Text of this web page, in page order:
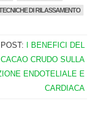
DI RILASSAMENTO
I BENEFICI DEL
CACAO CRUDO SULLA
ENDOTELIALE E
CARDIACA